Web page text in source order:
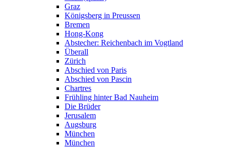
Graz
Königsberg in Preussen
Bremen
Hong-Kong
Abstecher: Reichenbach im Vogtland
Überall
Zürich
Abschied von Paris
Abschied von Pascin
Chartres
Frühling hinter Bad Nauheim
Die Brüder
Jerusalem
Augsburg
München
München